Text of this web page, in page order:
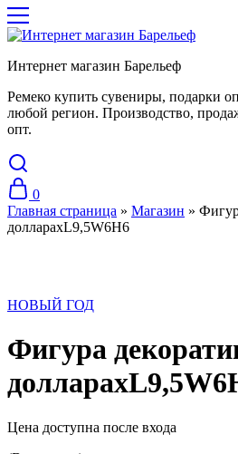
Интернет магазин Барельеф
Ремеко купить сувениры, подарки
любой регион. Производство,
опт.
0
Главная страница » Магазин »
долларахL9,5W6H6
НОВЫЙ ГОД
Фигура
Цена доступна после входа